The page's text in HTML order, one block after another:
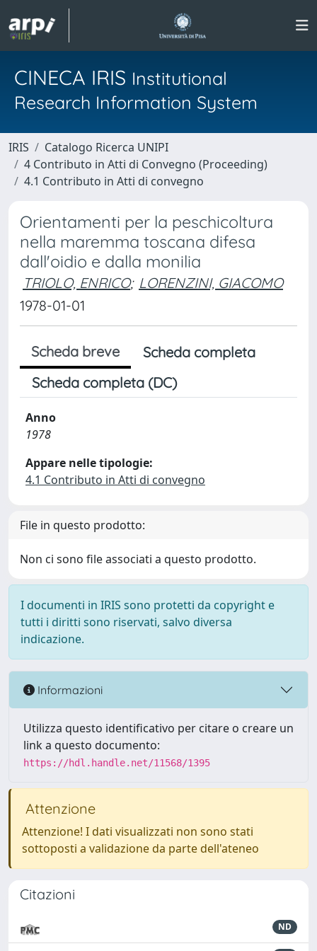
CINECA IRIS Institutional
Research Information System
IRIS
Catalogo Ricerca UNIPI
4 Contributo in Atti di Convegno (Proceeding)
4.1 Contributo in Atti di convegno
Orientamenti per la peschicoltura
nella maremma toscana difesa
dall'oidio e dalla monilia
TRIOLO, ENRICO; LORENZINI, GIACOMO
1978-01-01
Scheda breve
Scheda completa
Scheda completa (DC)
Anno
1978
Appare nelle tipologie:
4.1 Contributo in Atti di convegno
File in questo prodotto:
Non ci sono file associati a questo prodotto.
I documenti in IRIS sono protetti da copyright e
tutti i diritti sono riservati, salvo diversa
indicazione.
Informazioni
Utilizza questo identificativo per citare o creare un
link a questo documento:
https://hdl.handle.net/11568/1395
Attenzione
Attenzione! I dati visualizzati non sono stati
sottoposti a validazione da parte dell'ateneo
Citazioni
ND